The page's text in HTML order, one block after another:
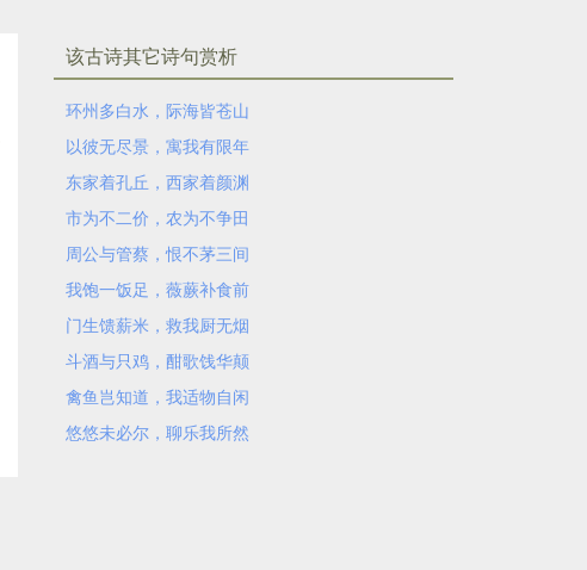
该古诗其它诗句赏析
环州多白水，际海皆苍山
以彼无尽景，寓我有限年
东家着孔丘，西家着颜渊
市为不二价，农为不争田
周公与管蔡，恨不茅三间
我饱一饭足，薇蕨补食前
门生馈薪米，救我厨无烟
斗酒与只鸡，酣歌饯华颠
禽鱼岂知道，我适物自闲
悠悠未必尔，聊乐我所然